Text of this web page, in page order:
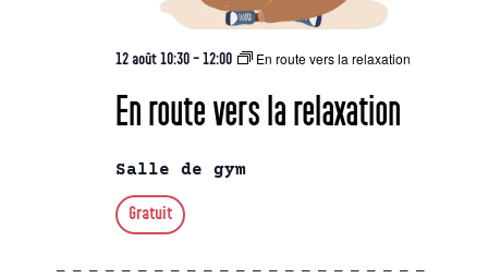
En route vers la relaxation
12 août 10:30-12:00 En route vers la relaxation
Salle de gym
Gratuit